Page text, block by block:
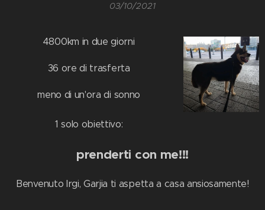
03/10/2021
4800km in due giorni
36 ore di trasferta
meno di un'ora di sonno
1 solo obiettivo:
prenderti con me!!!
Benvenuto Irgi, Garjia ti aspetta a casa ansiosamente!